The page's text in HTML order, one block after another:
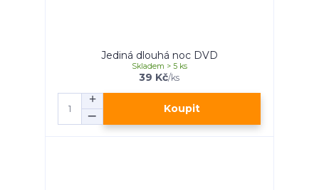
Jediná dlouhá noc DVD
39 Kč/ks
Skladem > 5 ks
Koupit